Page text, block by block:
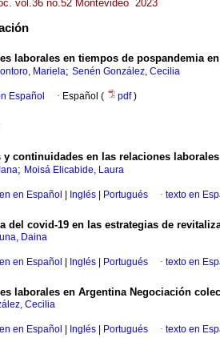
vol.36 no.52 Montevideo 2023
laborales en tiempos de pospandemia
Mariela; Senén González, Cecilia
Español · Español ( pdf)
y continuidades en las relaciones
; Moisá Elicabide, Laura
en Español Inglés Portugués · texto en
del covid-19 en las estrategias de
Daina
en Español Inglés Portugués · texto en
laborales en Argentina Negociación
Cecilia
en Español Inglés Portugués · texto en